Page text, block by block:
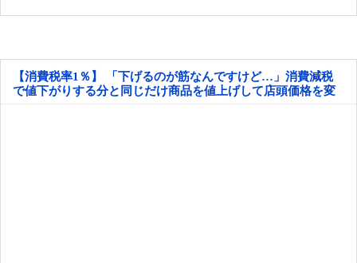
【消費税率1％】 「下げるのが筋なんですけど…」消費減税
で値下がりする分と同じだけ商品を値上げして店頭価格を変
えない店も